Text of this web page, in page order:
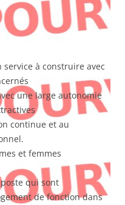
à construire avec
une large autonomie
continue et au
et femmes
qui sont
de fonction dans